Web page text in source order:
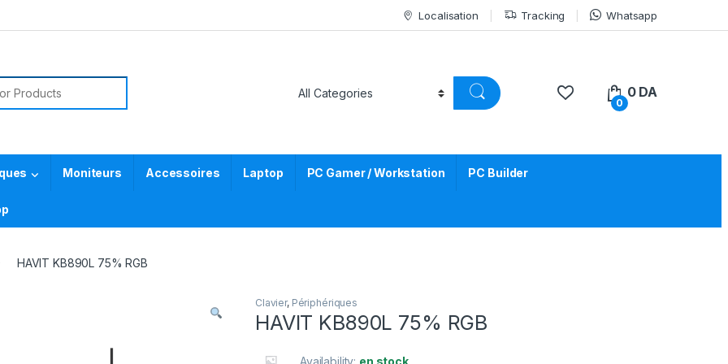
Localisation Tracking Whatsapp
0
0DA
Moniteurs Accessoires Laptop PC Gamer / Workstation PC Builder
HAVIT KB890L 75% RGB
Clavier, Périphériques
HAVIT KB890L 75% RGB
Availability: en stock